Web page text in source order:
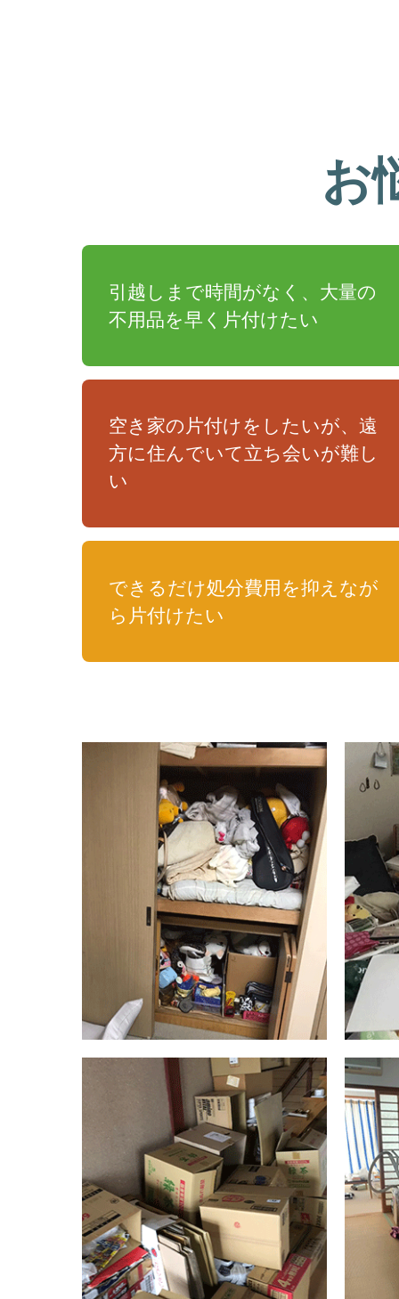
お
引越しまで時間がなく、大量の
不用品を早く片付けたい
空き家の片付けをしたいが、遠
方に住んでいて立ち会いが難し
い
できるだけ処分費用を抑えなが
ら片付けたい